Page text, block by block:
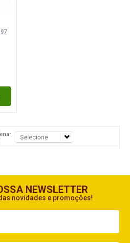
NEWSLETTER
novidades e promoções!